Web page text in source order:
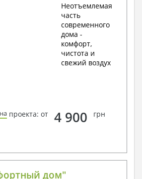
Неотъемлемая
часть
современного
дома -
комфорт,
чистота и
свежий воздух
проекта: от 4 900 грн
дом"